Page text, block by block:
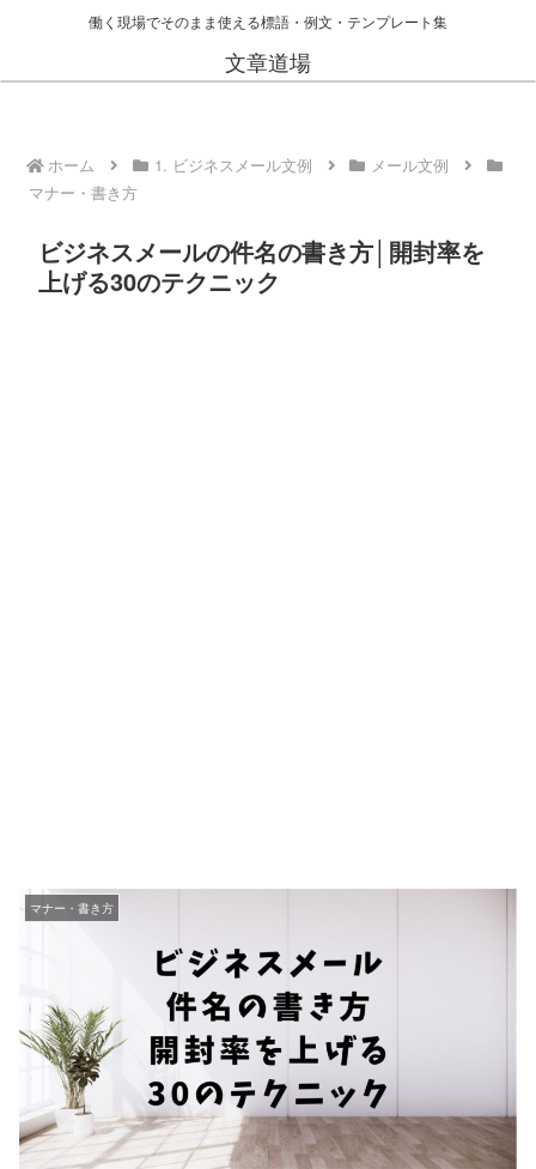
働く現場でそのまま使える標語・例文・テンプレート集
文章道場
ホーム 1. ビジネスメール文例
メール文例
マナー・書き方
ビジネスメールの件名の書き方│開封率を
上げる30のテクニック
マナー・書き方